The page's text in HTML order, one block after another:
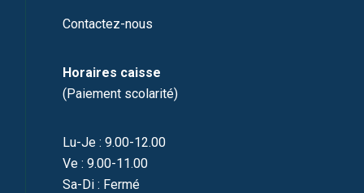
Contactez-nous
Horaires caisse
(Paiement scolarité)
Lu-Je : 9.00-12.00
Ve : 9.00-11.00
Sa-Di : Fermé